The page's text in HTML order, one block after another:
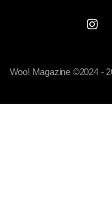
Woo! Magazine ©2024 -